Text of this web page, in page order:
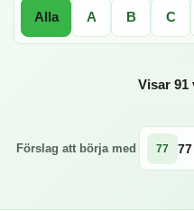
Alla A B C
Visar 91
Förslag att börja med 77 77